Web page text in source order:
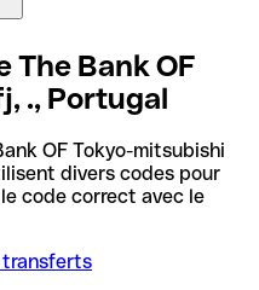
The Bank OF
., Portugal
OF Tokyo-mitsubishi
divers codes pour
code correct avec le
transferts